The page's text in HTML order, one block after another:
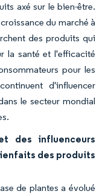
axé sur le bien-être.
du marché à
des produits qui
la santé et l'efficacité
pour les
d'influencer
le secteur mondial
des influenceurs
des produits
de plantes a évolué